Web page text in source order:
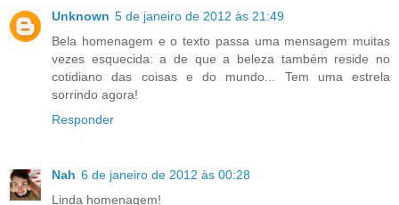
Unknown 5 de janeiro de 2012 às 21:49
Bela homenagem e o texto passa uma mensagem muitas
vezes esquecida: a de que a beleza também reside no
cotidiano das coisas e do mundo... Tem uma estrela
sorrindo agora!
Responder
Nah 6 de janeiro de 2012 às 00:28
Linda homenagem!